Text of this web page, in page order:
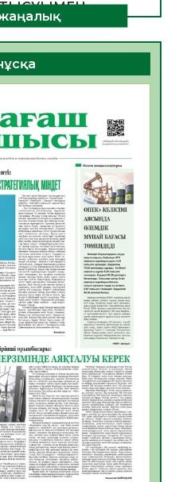
ӨТТІ
18 0
тізімі шықты
сайлауынан
пікір зерттеуі
18
қалай табуға
19
БІРЛІК ПЕН
58
«Алғашқы қызмет
52
арттыруға
55
– ЕЛ БОЛАШАҒЫ